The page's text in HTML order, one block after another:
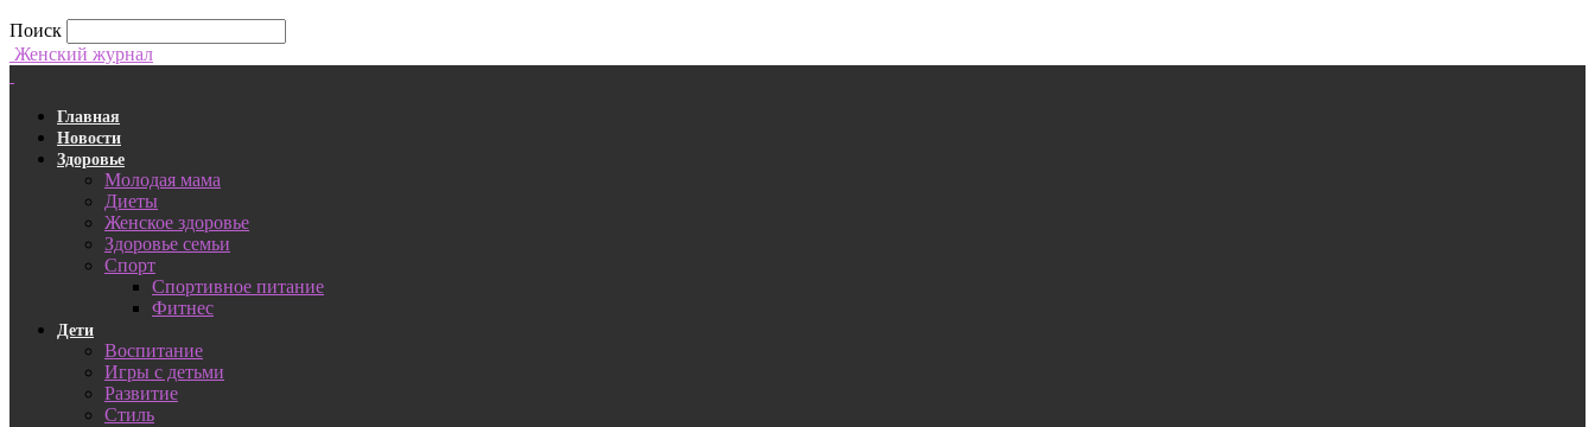
Поиск
Женский журнал
Главная
Новости
Здоровье
Молодая мама
Диеты
Женское здоровье
Здоровье семьи
Спорт
Спортивное питание
Фитнес
Дети
Воспитание
Игры с детьми
Развитие
Стиль